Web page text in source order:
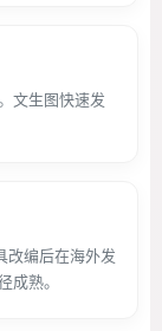
文生图快速发
改编后在海外发
成熟。